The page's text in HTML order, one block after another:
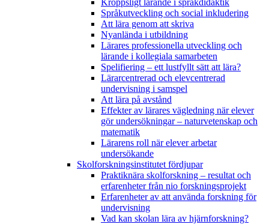
Kroppsligt lärande i språkdidaktik
Språkutveckling och social inkludering
Att lära genom att skriva
Nyanlända i utbildning
Lärares professionella utveckling och
lärande i kollegiala samarbeten
Spelifiering – ett lustfyllt sätt att lära?
Lärarcentrerad och elevcentrerad
undervisning i samspel
Att lära på avstånd
Effekter av lärares vägledning när elever
gör undersökningar – naturvetenskap och
matematik
Lärarens roll när elever arbetar
undersökande
Skolforskningsinstitutet fördjupar
Praktiknära skolforskning – resultat och
erfarenheter från nio forskningsprojekt
Erfarenheter av att använda forskning för
undervisning
Vad kan skolan lära av hjärnforskning?